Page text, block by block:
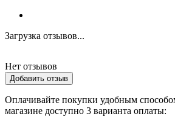
Загрузка отзывов...
Нет отзывов
Добавить отзыв
Оплачивайте покупки удобным
магазине доступно 3 варианта оплаты: